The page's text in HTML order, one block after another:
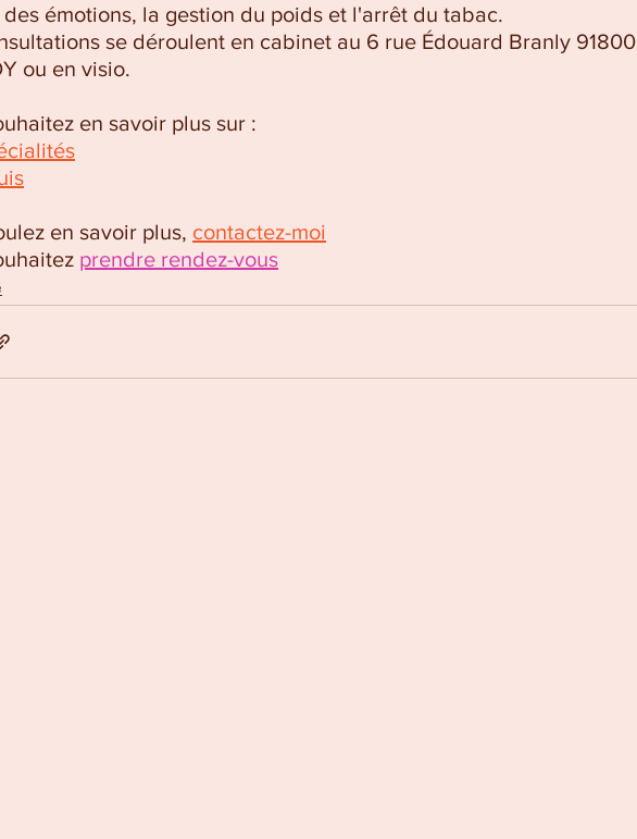
des émotions, la gestion du poids et l'arrêt du tabac.
se déroulent en cabinet au 6 rue Édouard Branly 91800
ou en visio.
en savoir plus sur :
en savoir plus, contactez-moi
prendre rendez-vous